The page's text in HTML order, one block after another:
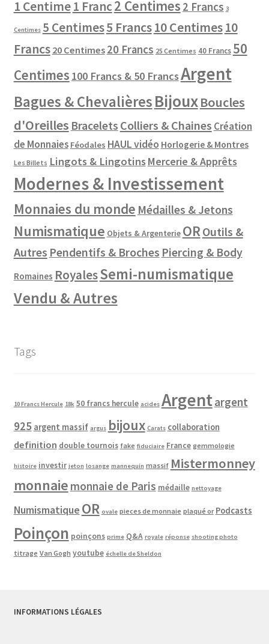
1 Centime1 Franc2 Centimes 2 Francs 3
Centimes 5 Centimes5 Francs10 Centimes10
Francs 20 Centimes 20 Francs 25 Centimes 40 Francs 50
Centimes 100 Francs & 50 FrancsArgent
Bagues & ChevalièresBijouxBoucles
d'Oreilles Bracelets Colliers & Chaines Création
de Monnaies Féodales HAUL vidéo Horlogerie & Montres
Les Billets Lingots & Lingotins Mercerie & Apprêts
Modernes & Investissement
Monnaies du monde Médailles & Jetons
Numismatique Objets & Argenterie OR Outils &
Autres Pendentifs & Broches Piercing & Body
Romaines RoyalesSemi-numismatique
Vendu & Autres
Tags
10 Francs Hercule 18k 50 francs hercule acides Argentargent
925 argent massif argus bijoux Carats collaboration
definition double tournois fake fiduciaire France gemmologie
histoire investir jeton losange mannequin massif Mistermonney
monnaie monnaie de Paris médaille nettoyage
Numismatique OR ovale pieces de monnaie plaqué or Podcasts
Poinçon poinçons prime Q&A royale réponse shooting photo
titrage Van Gogh youtube échelle de Sheldon
INFORMATIONS LÉGALES